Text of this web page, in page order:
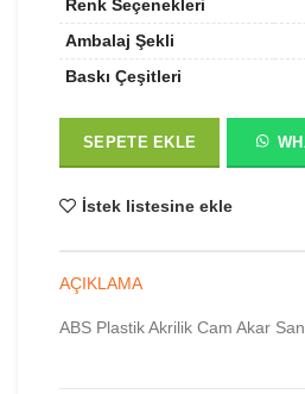
Renk Seçenekleri
Ambalaj Şekli
Baskı Çeşitleri
SEPETE EKLE
İstek listesine ekle
AÇIKLAMA
ABS Plastik Akrilik Cam Akar